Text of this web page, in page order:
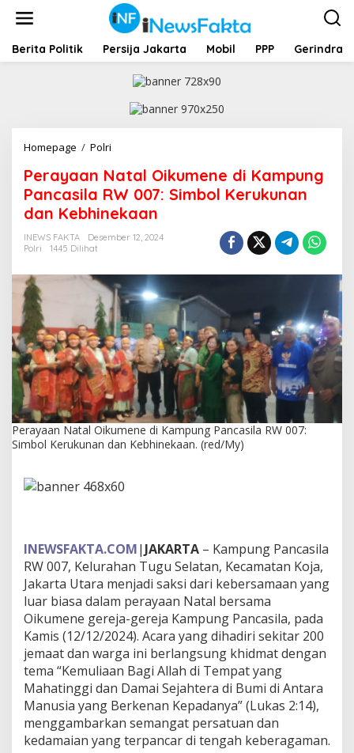
t
Berita Politik Persija Jakarta Mobil PPP Gerindra
Homepage / Polri
r
a
y
a
a
a
t
a
l
O
i
k
u
m
e
n
e
d
a
n
g
P
a
n
c
a
s
l
a
R
0
0
Perayaan Natal Oikumene di Kampung
Pancasila RW 007: Simbol Kerukunan
dan Kebhinekaan
INEWS FAKTA
Desember 12, 2024
Polri
1445 Dilihat
Perayaan Natal Oikumene di Kampung Pancasila RW 007:
Simbol Kerukunan dan Kebhinekaan. (red/My)
INEWSFAKTA.COM| JAKARTA – Kampung Pancasila
RW 007, Kelurahan Tugu Selatan, Kecamatan Koja,
Jakarta Utara menjadi saksi dari kebersamaan yang
luar biasa dalam perayaan Natal bersama
Oikumene gereja-gereja Kampung Pancasila, pada
Kamis (12/12/2024). Acara yang dihadiri sekitar 200
jemaat dan warga ini berlangsung khidmat dengan
tema “Kemuliaan Bagi Allah di Tempat yang
Mahatinggi dan Damai Sejahtera di Bumi di Antara
Manusia yang Berkenan Kepadanya” (Lukas 2:14),
menggambarkan semangat persatuan dan
kedamaian yang terpancar di tengah keberagaman.